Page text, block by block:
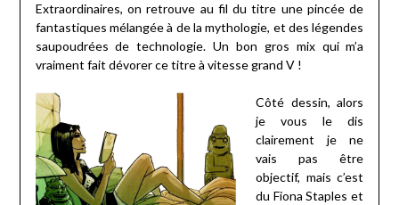
Extraordinaires, on retrouve au fil du titre une pincée de
fantastiques mélangée à de la mythologie, et des légendes
saupoudrées de technologie. Un bon gros mix qui m’a
vraiment fait dévorer ce titre à vitesse grand V !
Côté dessin, alors
je vous le dis
clairement je ne
vais pas être
objectif, mais c’est
du Fiona Staples et